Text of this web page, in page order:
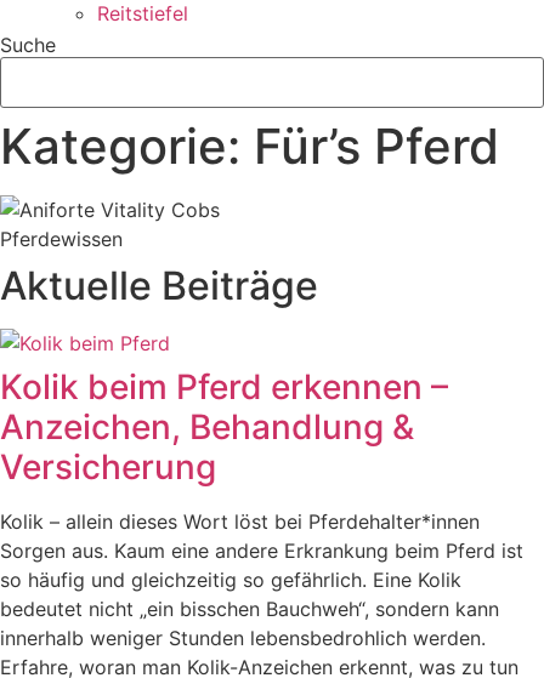
Reitstiefel
Suche
Kategorie: Für’s Pferd
Pferdewissen
Aktuelle Beiträge
Kolik beim Pferd erkennen –
Anzeichen, Behandlung &
Versicherung
Kolik – allein dieses Wort löst bei Pferdehalter*innen
Sorgen aus. Kaum eine andere Erkrankung beim Pferd ist
so häufig und gleichzeitig so gefährlich. Eine Kolik
bedeutet nicht „ein bisschen Bauchweh“, sondern kann
innerhalb weniger Stunden lebensbedrohlich werden.
Erfahre, woran man Kolik-Anzeichen erkennt, was zu tun